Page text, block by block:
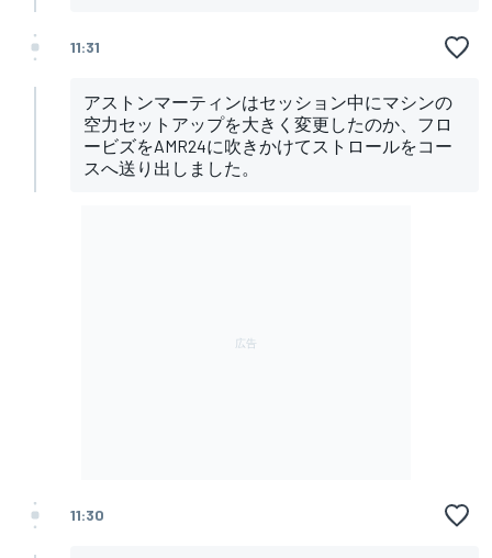
11:31
アストンマーティンはセッション中にマシンの
空力セットアップを大きく変更したのか、フロ
ービズをAMR24に吹きかけてストロールをコー
スへ送り出しました。
11:30